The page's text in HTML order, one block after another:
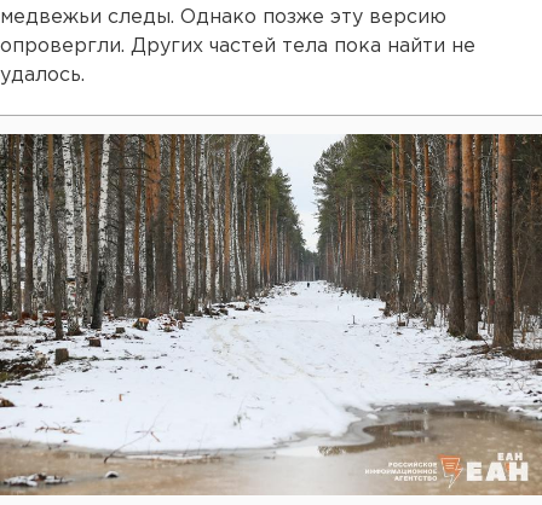
медвежьи следы. Однако позже эту версию
опровергли. Других частей тела пока найти не
удалось.